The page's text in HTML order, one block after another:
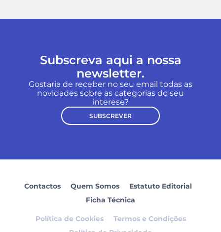
Subscreva aqui a nossa
newsletter.
Gostaria de receber no seu email todas as
novidades sobre as categorias do seu
interese?
SUBSCREVER
Contactos Quem Somos
Estatuto Editorial
Ficha Técnica
Política de Cookies
Termos e Condições